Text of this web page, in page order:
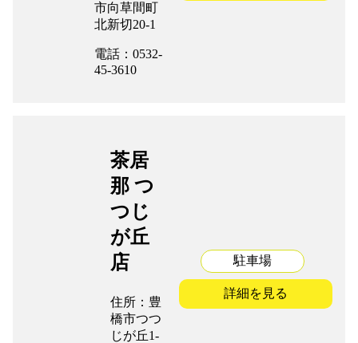
市向草間町
北新切20-1
電話：0532-
45-3610
茶居
那 つ
つじ
が丘
店
住所：豊
橋市つつ
じが丘1-
駐車場
詳細を見る